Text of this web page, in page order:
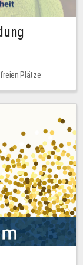
Plätze